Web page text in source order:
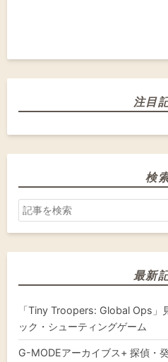
注目
検
最新
「Tiny Troopers: Global Ops」
ック・シューティングゲーム
G-MODEアーカイブス+ 探偵・